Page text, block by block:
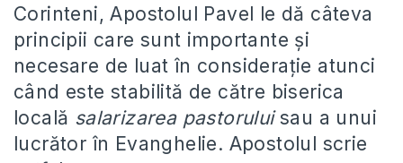
Corinteni, Apostolul Pavel le dă câteva
principii care sunt importante şi
necesare de luat în consideraţie atunci
când este stabilită de către biserica
locală salarizarea pastoruluisau a unui
lucrător în Evanghelie. Apostolul scrie